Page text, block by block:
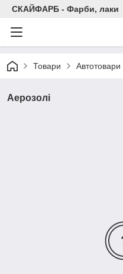
СКАЙФАРБ - Фарби, лаки
Товари Автотовари
Аерозолі